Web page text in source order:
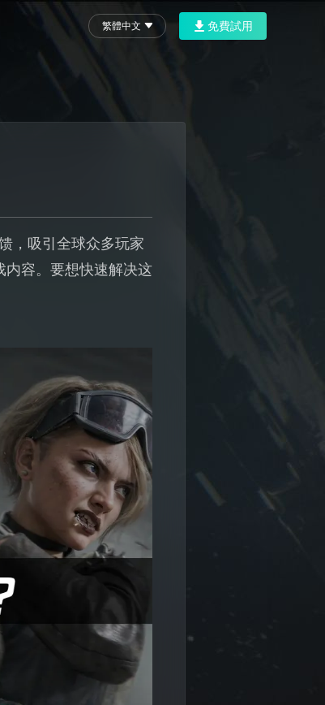
繁體中文 免費試用
，吸引全球众多玩家
内容。要想快速解决这